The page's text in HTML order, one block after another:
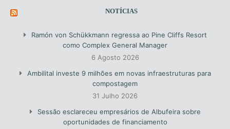
temporário ou 24h/7d; Descanso do cuidador –
NOTÍCIAS
Ramón von Schükkmann regressa ao Pine Cliffs Resort
como Complex General Manager
6 Agosto 2026
Ambilital investe 9 milhões em novas infraestruturas para
compostagem
31 Julho 2026
Sessão esclareceu empresários de Albufeira sobre
oportunidades de financiamento